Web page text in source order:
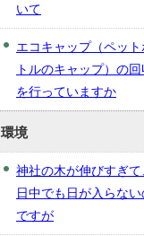
いて
エコキャップ（ペット
トルのキャップ）の回
を行っていますか
環境
神社の木が伸びすぎて
日中でも日が入らない
ですが